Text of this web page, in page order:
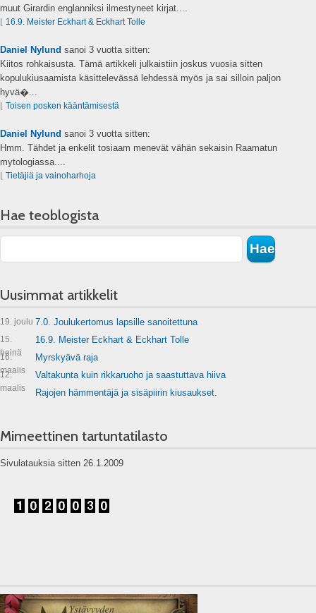
muut Girardin englanniksi ilmestyneet kirjat....
⌊ 16.9. Meister Eckhart & Eckhart Tolle
Daniel Nylund sanoi 3 vuotta sitten:
Kiitos rohkaisusta. Tämä artikkeli julkaistiin joskus vuosia sitten
kopulukiusaamista käsittelevässä lehdessä myös ja sai silloin paljon
hyvä�...
⌊ Toisen posken kääntämisestä
Daniel Nylund sanoi 3 vuotta sitten:
Hmm. Tähdet ja enkelit tosiaam menevät vähän sekaisin Raamatun
mytologiassa....
⌊ Tietäjiä ja vainoharhoja
Hae teoblogista
Uusimmat artikkelit
19. joulu 7.0. Joulukertomus lapsille sanoitettuna
15.
heinä
16.9. Meister Eckhart & Eckhart Tolle
16.
maalis
Myrskyävä raja
12.
maalis
Valtakunta kuin rikkaruoho ja saastuttava hiiva
Rajojen hämmentäjä ja sisäpiirin kiusaukset.
Mimeettinen tartuntatilasto
Sivulatauksia sitten 26.1.2009